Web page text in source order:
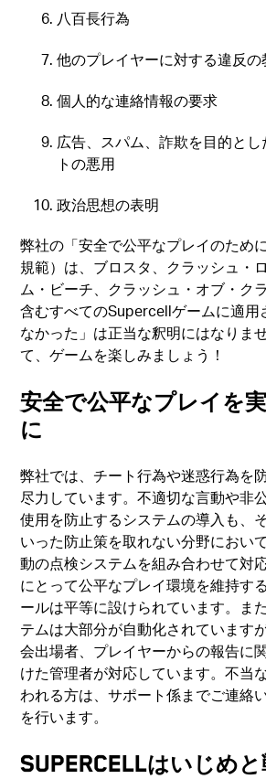
八百長行為
他のプレイヤーに対する違反の
個人的な連絡情報の要求
広告、スパム、詐欺を目的と
トの悪用
政治思想の表明
弊社の「安全で公平なプレイのため
規範）は、ブロスタ、クラッシュ・
ム・ビーチ、クラッシュ・オブ・ク
含むすべてのSupercellゲームに適用
なかった」は正当な釈明にはなりま
て、ゲームを楽しみましょう！
安全で公平なプレイを
に
弊社では、チート行為や迷惑行為を
尽力しています。不適切な言動や非
使用を防止するシステムの導入も、
いった防止策を取れない分野におい
動の点検システムを組み合わせて対
にとって公平なプレイ環境を維持す
ールは平等に設けられています。ま
テムは大部分が自動化されています
会出場者、プレイヤーからの報告に
けた管理者が対応しています。不当
われる方は、サポート係までご連絡
を行います。
SUPERCELLはいじめ